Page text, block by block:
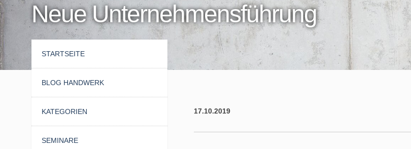
Neue Unternehmensführung
STARTSEITE
BLOG HANDWERK
KATEGORIEN
SEMINARE
17.10.2019